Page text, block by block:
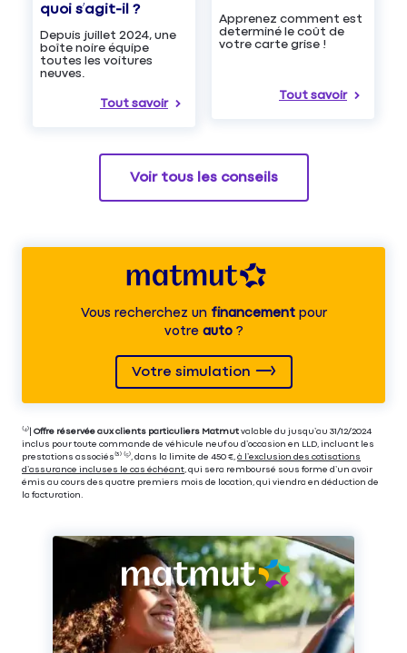
quoi s’agit-il ?
Depuis juillet 2024, une
boîte noire équipe
toutes les voitures
neuves.
Tout savoir
Apprenez comment est
determiné le coût de
votre carte grise !
Tout savoir
Voir tous les conseils
Vous recherchez unfinancementpour
votre auto?
Votre simulation
⁽⁴⁾| Offre réservée aux clients particuliers Matmut valable du jusqu’au 31/12/2024
inclus pour toute commande de véhicule neuf ou d’occasion en LLD, incluant les
prestations associés⁽³⁾ ⁽⁵⁾, dans la limite de 450 €, à l’exclusion des cotisations
d’assurance incluses le cas échéant , qui sera remboursé sous forme d’un avoir
émis au cours des quatre premiers mois de location, qui viendra en déduction de
la facturation.